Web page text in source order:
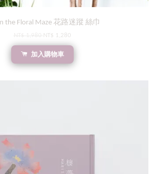
the Floral Maze 花路迷蹤 絲巾
NT$ 1,280
加入購物車